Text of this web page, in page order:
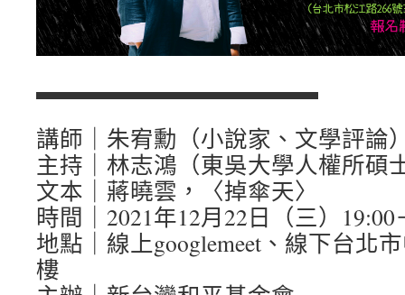
▬▬▬▬▬▬▬▬▬▬▬▬
講師｜朱宥勳（小說家、文學評論
主持｜林志鴻（東吳大學人權所碩
文本｜蔣曉雲，〈掉傘天〉
時間｜2021年12月22日（三）19:00
地點｜線上googlemeet、線下台北
樓